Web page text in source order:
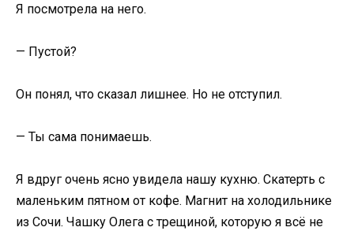
Я посмотрела на него.
— Пустой?
Он понял, что сказал лишнее. Но не отступил.
— Ты сама понимаешь.
Я вдруг очень ясно увидела нашу кухню. Скатерть с
маленьким пятном от кофе. Магнит на холодильнике
из Сочи. Чашку Олега с трещиной, которую я всё не